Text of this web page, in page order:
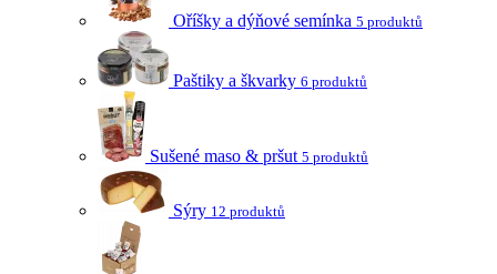
Oříšky a dýňové semínka 5 produktů
Paštiky a škvarky 6 produktů
Sušené maso & pršut 5 produktů
Sýry 12 produktů